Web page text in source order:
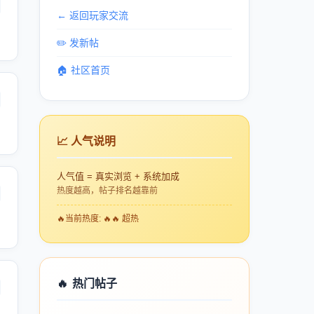
← 返回玩家交流
✏️ 发新帖
🏠 社区首页
📈 人气说明
人气值 = 真实浏览 + 系统加成
热度越高，帖子排名越靠前
🔥 当前热度: 🔥🔥 超热
🔥 热门帖子